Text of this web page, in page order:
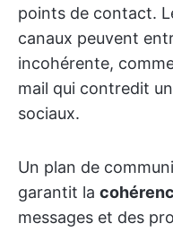
points de contact.
canaux peuvent
incohérente,
mail qui contredit
sociaux.
Un plan de
garantit la
messages et des